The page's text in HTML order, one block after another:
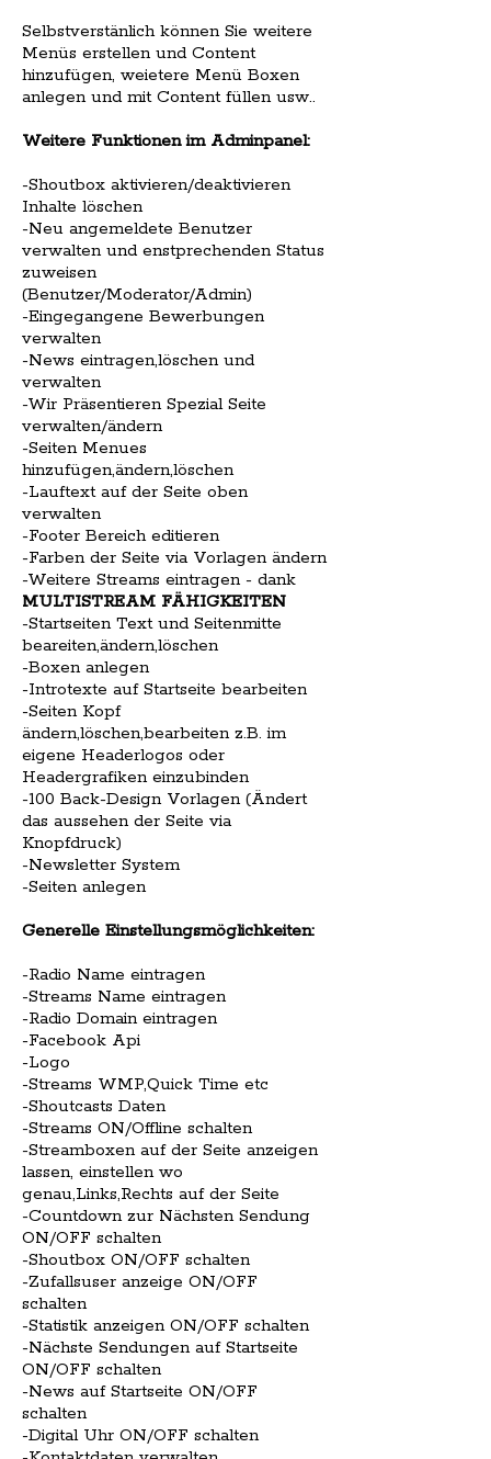
Selbstverstänlich können Sie weitere
Menüs erstellen und Content
hinzufügen, weietere Menü Boxen
anlegen und mit Content füllen usw..
Weitere Funktionen im Adminpanel:
-Shoutbox aktivieren/deaktivieren
Inhalte löschen
-Neu angemeldete Benutzer
verwalten und enstprechenden Status
zuweisen
(Benutzer/Moderator/Admin)
-Eingegangene Bewerbungen
verwalten
-News eintragen,löschen und
verwalten
-Wir Präsentieren Spezial Seite
verwalten/ändern
-Seiten Menues
hinzufügen,ändern,löschen
-Lauftext auf der Seite oben
verwalten
-Footer Bereich editieren
-Farben der Seite via Vorlagen ändern
-Weitere Streams eintragen - dank
MULTISTREAM FÄHIGKEITEN
-Startseiten Text und Seitenmitte
beareiten,ändern,löschen
-Boxen anlegen
-Introtexte auf Startseite bearbeiten
-Seiten Kopf
ändern,löschen,bearbeiten z.B. im
eigene Headerlogos oder
Headergrafiken einzubinden
-100 Back-Design Vorlagen (Ändert
das aussehen der Seite via
Knopfdruck)
-Newsletter System
-Seiten anlegen
Generelle Einstellungsmöglichkeiten:
-Radio Name eintragen
-Streams Name eintragen
-Radio Domain eintragen
-Facebook Api
-Logo
-Streams WMP,Quick Time etc
-Shoutcasts Daten
-Streams ON/Offline schalten
-Streamboxen auf der Seite anzeigen
lassen, einstellen wo
genau,Links,Rechts auf der Seite
-Countdown zur Nächsten Sendung
ON/OFF schalten
-Shoutbox ON/OFF schalten
-Zufallsuser anzeige ON/OFF
schalten
-Statistik anzeigen ON/OFF schalten
-Nächste Sendungen auf Startseite
ON/OFF schalten
-News auf Startseite ON/OFF
schalten
-Digital Uhr ON/OFF schalten